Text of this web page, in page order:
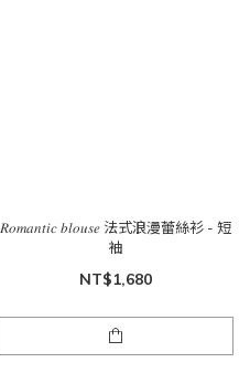
𝑅𝑜𝑚𝑎𝑛𝑡𝑖𝑐 𝑏𝑙𝑜𝑢𝑠𝑒 法式浪漫蕾絲衫 - 短
袖
NT$1,680